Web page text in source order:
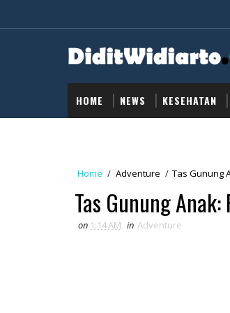
HOME NEWS KESEHATAN
Home / Adventure / Tas Gunung
Tas Gunung
on 1:14 AM in Adventure